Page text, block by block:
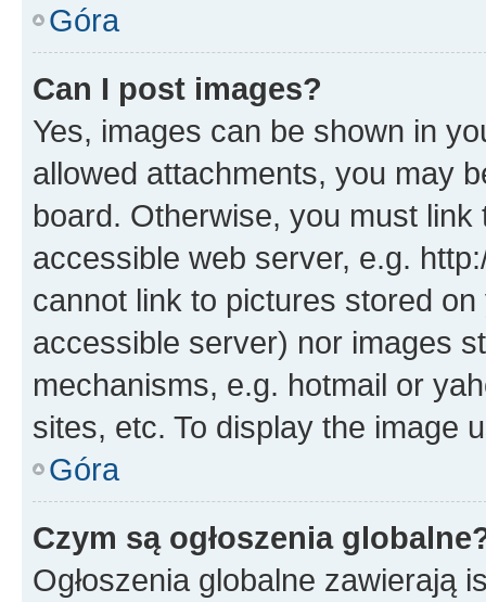
Góra
Can I post images?
Yes, images can be shown in
allowed attachments, you may
board. Otherwise, you must
accessible web server, e.g.
cannot link to pictures stored
accessible server) nor images
mechanisms, e.g. hotmail or
sites, etc. To display the image
Góra
Czym są ogłoszenia
Ogłoszenia globalne zawierają